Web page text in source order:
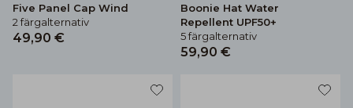
Five Panel Cap Wind
2 färgalternativ
49,90 €
Boonie Hat Water
Repellent UPF50+
5 färgalternativ
59,90 €